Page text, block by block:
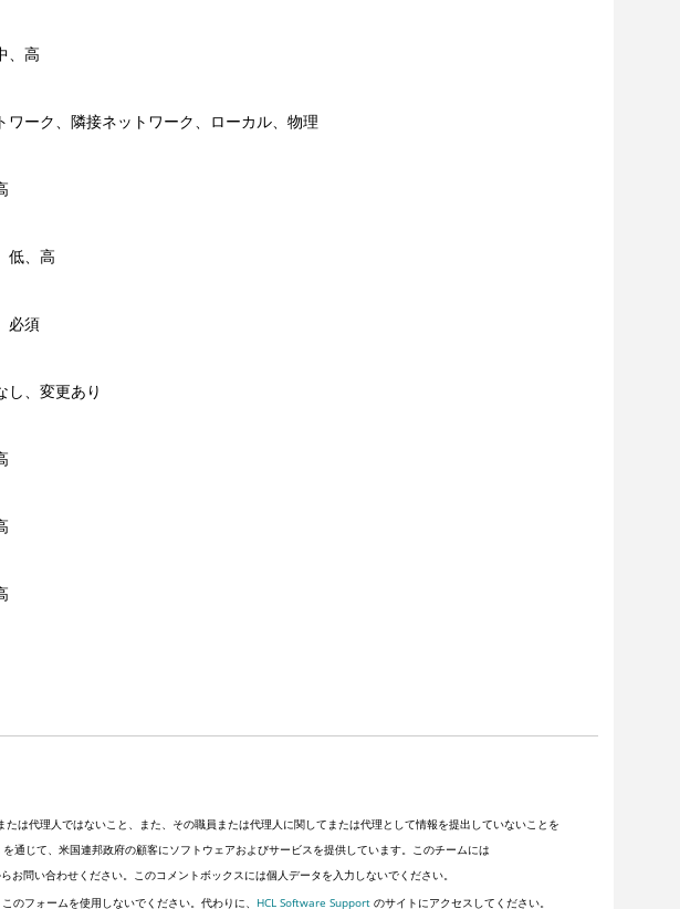
、高
ワーク、隣接ネットワーク、ローカル、物理
低、高
必須
し、変更あり
は代理人ではないこと、また、その職員または代理人に関してまたは代理として情報を提出していないことを
通じて、米国連邦政府の顧客にソフトウェアおよびサービスを提供しています。このチームには
お問い合わせください。このコメントボックスには個人データを入力しないでください。
のフォームを使用しないでください。代わりに、 HCL Software Support のサイトにアクセスしてください。